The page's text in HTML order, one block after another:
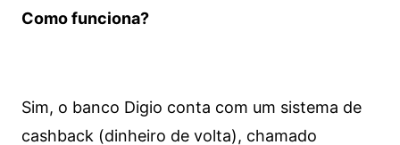
Como funciona?
Sim, o banco Digio conta com um sistema de
cashback (dinheiro de volta), chamado